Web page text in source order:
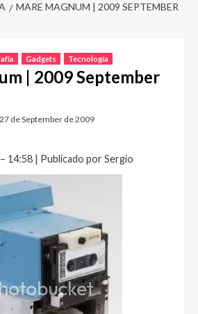
MARE MAGNUM | 2009 SEPTEMBER
Gadgets Tecnología
| 2009 September
27 de September de 2009
14:58 | Publicado por Sergio